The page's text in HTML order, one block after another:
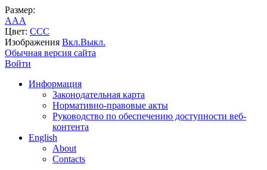
Размер:
AAA
Цвет: CCC
Изображения Вкл.Выкл.
Обычная версия сайта
Войти
Информация
Законодательная карта
Нормативно-правовые акты
Руководство по обеспечению доступности веб-
контента
English
About
Contacts